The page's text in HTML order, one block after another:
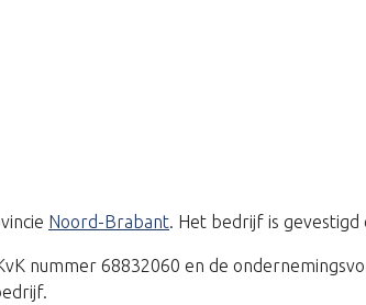
Noord-Brabant. Het bedrijf is gevestigd
nummer 68832060 en de